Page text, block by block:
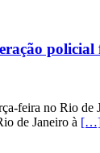
feira no Rio de
de Janeiro à